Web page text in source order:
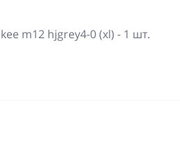
m12 hjgrey4-0 (xl) - 1 шт.